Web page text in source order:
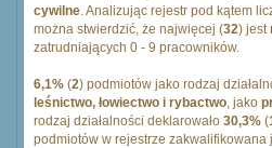
cywilne. Analizując rejestr pod kątem
można stwierdzić, że najwięcej (32) jest
zatrudniających 0 - 9 pracowników.
6,1% (2) podmiotów jako rodzaj
leśnictwo, łowiectwo i rybactwo, jako
rodzaj działalności deklarowało 30,3% (
podmiotów w rejestrze zakwalifikowana